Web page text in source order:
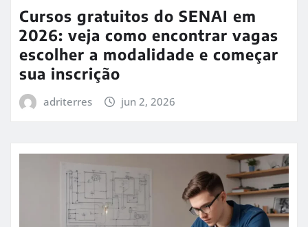
Cursos gratuitos do SENAI em
2026: veja como encontrar vagas
escolher a modalidade e começar
sua inscrição
adriterres jun 2, 2026